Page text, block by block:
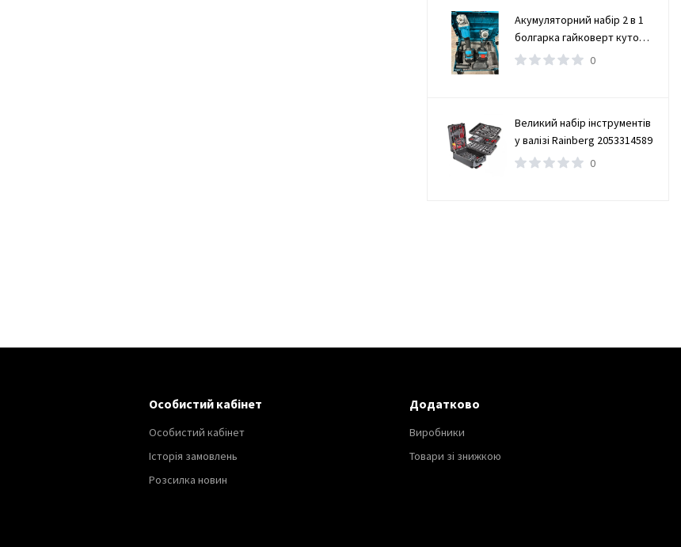
Акумуляторний набір 2 в 1
болгарка гайковерт кутова
(турбінка) 21V 4Ah
0
Великий набір інструментів
у валізі Rainberg 2053314589
0
Особистий кабінет
Особистий кабінет
Історія замовлень
Розсилка новин
Додатково
Виробники
Товари зі знижкою